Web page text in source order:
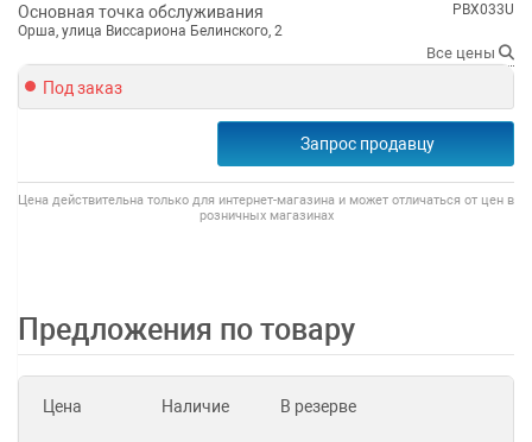
Основная точка обслуживания
Орша, улица Виссариона Белинского, 2
PBX033U
Все цены
Под заказ
Запрос продавцу
Цена действительна только для интернет-магазина и может отличаться от цен в
розничных магазинах
Предложения по товару
Цена Наличие В резерве